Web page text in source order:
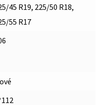
45 R19, 225/50 R18,
55 R17